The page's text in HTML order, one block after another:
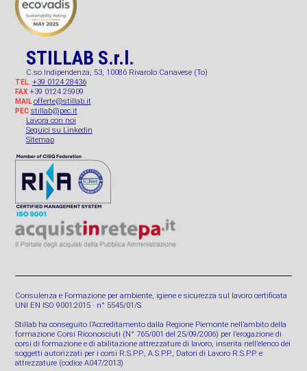
STILLAB S.r.l.
C.so Indipendenza, 53, 10086 Rivarolo Canavese (To)
TEL. +39 0124 28436
FAX+39 0124 25909
MAIL offerte@stillab.it
PEC stillab@pec.it
Lavora con noi
Seguici su Linkedin
Sitemap
Consulenza e Formazione per ambiente, igiene e sicurezza sul lavoro certificata
UNI EN ISO 9001:2015 · n° 5545/01/S
Stillab ha conseguito l’Accreditamento dalla Regione Piemonte nell’ambito della
formazione Corsi Riconosciuti (N° 765/001 del 25/09/2006) per l’erogazione di
corsi di formazione e di abilitazione attrezzature di lavoro, inserita nell’elenco dei
soggetti autorizzati per i corsi R.S.P.P., A.S.P.P., Datori di Lavoro R.S.P.P. e
attrezzature (codice A047/2013)